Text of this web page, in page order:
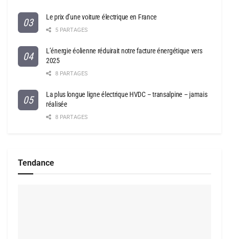
Le prix d’une voiture électrique en France
5 PARTAGES
L’énergie éolienne réduirait notre facture énergétique vers
2025
8 PARTAGES
La plus longue ligne électrique HVDC – transalpine – jamais
réalisée
8 PARTAGES
Tendance